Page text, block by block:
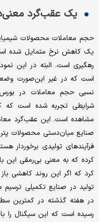
یک عقب‌گرد
حجم معاملات محصولات
یک کاهش نرخ متمایل شده
رهگیری است. البته در این
است که در غیر این‌صورت
نسبی حجم معاملات در بورس
شرایطی تجربه شده است که
مشاهده است. این عقب‌گرد
صنایع میان‌دستی محصولات
فرآیندهای تولیدی
کرده که به معنی بی‌رمقی این
کرد که اگر این روند کاهشی
تولید در صنایع تکمیلی
در هفته گذشته در کمترین
رسیده است که این سیگنال را